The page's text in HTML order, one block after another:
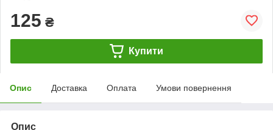
125 ₴
Купити
Опис Доставка Оплата Умови повернення
Опис